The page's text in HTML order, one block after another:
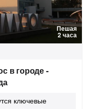
Пешая
2 часа
в городе -
ключевые